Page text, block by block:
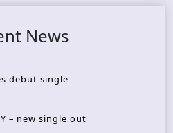
News
debut single
– new single out